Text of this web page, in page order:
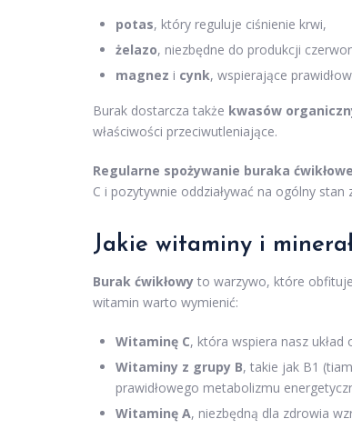
potas, który reguluje ciśnienie krwi,
żelazo, niezbędne do produkcji
magnez i cynk, wspierające
Burak dostarcza także kwasów
właściwości przeciwutleniające.
Regularne spożywanie buraka
C i pozytywnie oddziaływać na ogólny stan
Jakie witaminy i
Burak ćwikłowy to warzywo, które
witamin warto wymienić:
Witaminę C, która wspiera nasz
Witaminy z grupy B, takie jak B1
prawidłowego metabolizmu
Witaminę A, niezbędną dla zdrowia